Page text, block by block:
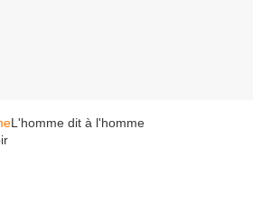
L'homme dit à l'homme